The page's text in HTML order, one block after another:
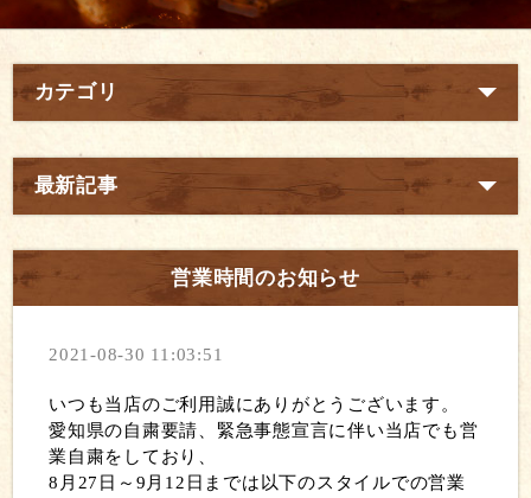
カテゴリ
最新記事
営業時間のお知らせ
2021-08-30 11:03:51
いつも当店のご利用誠にありがとうございます。
愛知県の自粛要請、緊急事態宣言に伴い当店でも営
業自粛をしており、
8月27日～9月12日までは以下のスタイルでの営業